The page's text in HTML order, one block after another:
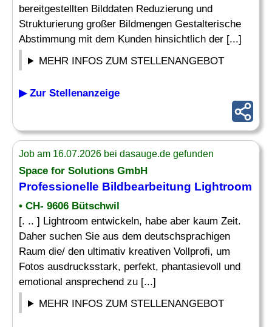
bereitgestellten Bilddaten Reduzierung und
Strukturierung großer Bildmengen Gestalterische
Abstimmung mit dem Kunden hinsichtlich der [...]
MEHR INFOS ZUM STELLENANGEBOT
▶ Zur Stellenanzeige
Job am 16.07.2026 bei dasauge.de gefunden
Space for Solutions GmbH
Professionelle Bildbearbeitung Lightroom
• CH- 9606 Bütschwil
[. .. ] Lightroom entwickeln, habe aber kaum Zeit.
Daher suchen Sie aus dem deutschsprachigen
Raum die/ den ultimativ kreativen Vollprofi, um
Fotos ausdrucksstark, perfekt, phantasievoll und
emotional ansprechend zu [...]
MEHR INFOS ZUM STELLENANGEBOT